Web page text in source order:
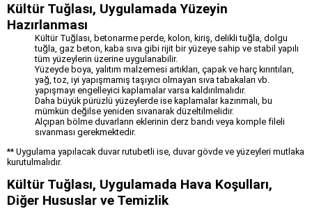
Kültür Tuğlası, Uygulamada Yüzeyin
Hazırlanması
Kültür Tuğlası, betonarme perde, kolon, kiriş, delikli tuğla, dolgu
tuğla, gaz beton, kaba sıva gibi rijit bir yüzeye sahip ve stabil yapılı
tüm yüzeylerin üzerine uygulanabilir.
Yüzeyde boya, yalıtım malzemesi artıkları, çapak ve harç kırıntıları,
yağ, toz, iyi yapışmamış taşıyıcı olmayan sıva tabakaları vb.
yapışmayı engelleyici kaplamalar varsa kaldırılmalıdır.
Daha büyük pürüzlü yüzeylerde ise kaplamalar kazınmalı, bu
mümkün değilse yeniden sıvanarak düzeltilmelidir.
Alçıpan bölme duvarların eklerinin derz bandı veya komple fileli
sıvanması gerekmektedir.
** Uygulama yapılacak duvar rutubetli ise, duvar gövde ve yüzeyleri mutlaka
kurutulmalıdır.
Kültür Tuğlası, Uygulamada Hava Koşulları,
Diğer Hususlar ve Temizlik